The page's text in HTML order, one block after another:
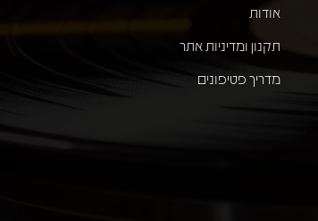
אודות
תקנון ומדיניות אתר
מדריך פטיפונים